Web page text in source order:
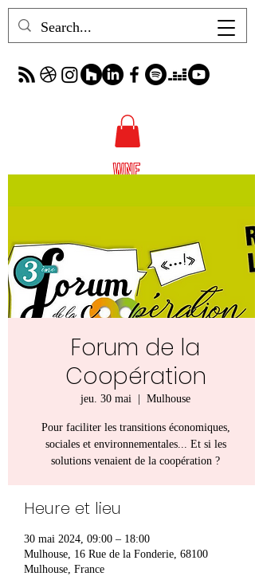
Forum de la
Coopération
jeu. 30 mai
  |
Mulhouse
Pour faciliter les transitions économiques,
sociales et environnementales... Et si les
solutions venaient de la coopération ?
Heure et lieu
30 mai 2024, 09:00 – 18:00
Mulhouse, 16 Rue de la Fonderie, 68100
Mulhouse, France